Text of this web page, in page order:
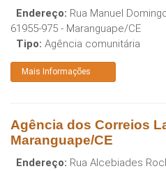
Endereço: Rua Manuel
61955-975 - Maranguape/CE
Tipo: Agência comunitária
Mais Informações
Agência dos Correios
Maranguape/CE
Endereço: Rua Alcebiades